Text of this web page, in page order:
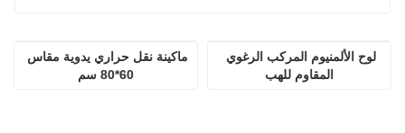
60*80 سم
المقاوم للهب